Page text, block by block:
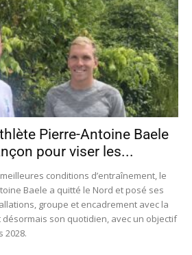
Pierre-Antoine Baele
pour viser les...
conditions d’entraînement, le
Baele a quitté le Nord et posé ses
groupe et encadrement avec la
son quotidien, avec un objectif
2028.